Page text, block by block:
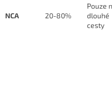
NCA 20-80%
Pouze
dlouhé
cesty